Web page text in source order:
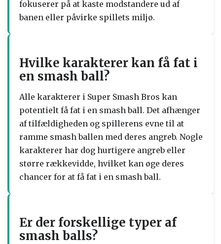
fokuserer på at kaste modstandere ud af
banen eller påvirke spillets miljø.
Hvilke karakterer kan få fat i
en smash ball?
Alle karakterer i Super Smash Bros kan
potentielt få fat i en smash ball. Det afhænger
af tilfældigheden og spillerens evne til at
ramme smash ballen med deres angreb. Nogle
karakterer har dog hurtigere angreb eller
større rækkevidde, hvilket kan øge deres
chancer for at få fat i en smash ball.
Er der forskellige typer af
smash balls?